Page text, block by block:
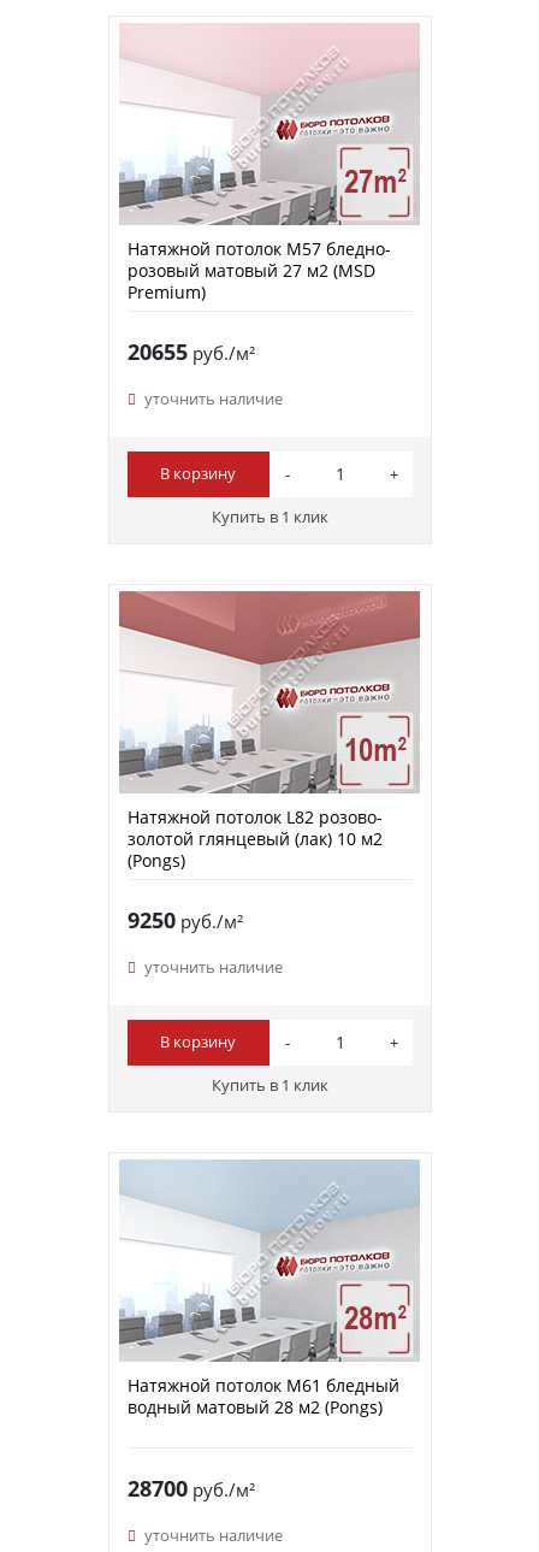
Натяжной потолок M57 бледно-
розовый матовый 27 м2 (MSD
Premium)
20655руб./м²
уточнить наличие
В корзину
Купить в 1 клик
Натяжной потолок L82 розово-
золотой глянцевый (лак) 10 м2
(Pongs)
9250руб./м²
уточнить наличие
В корзину
Купить в 1 клик
Натяжной потолок M61 бледный
водный матовый 28 м2 (Pongs)
28700руб./м²
уточнить наличие